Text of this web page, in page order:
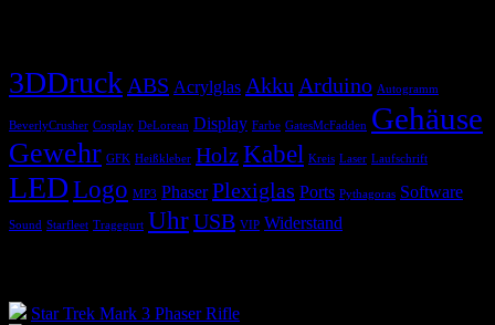
3DDruck ABS Acrylglas Akku Arduino Autogramm
BeverlyCrusher Cosplay DeLorean Display Farbe GatesMcFadden Gehäuse
Gewehr GFK Heißkleber HolzKabel Kreis Laser Laufschrift
LEDLogo MP3 Phaser Plexiglas Ports Pythagoras Software
Sound Starfleet Tragegurt UhrUSB VIP Widerstand
Star Trek Mark 3 Phaser Rifle